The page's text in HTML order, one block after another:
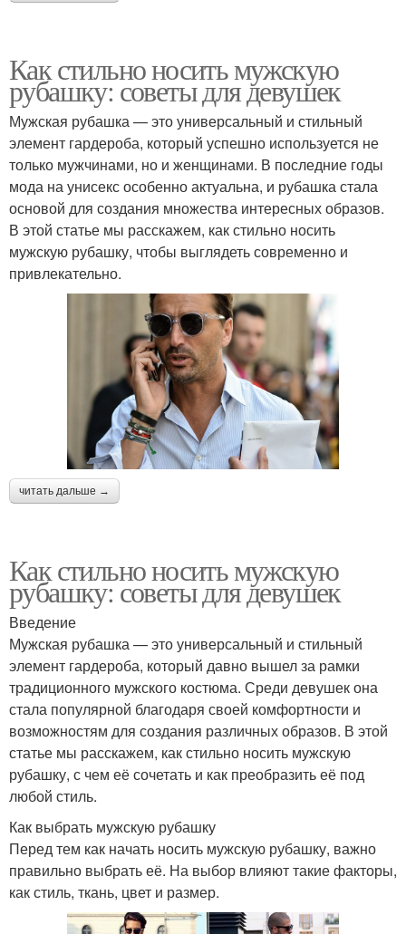
Как стильно носить мужскую
рубашку: советы для девушек
Мужская рубашка — это универсальный и стильный
элемент гардероба, который успешно используется не
только мужчинами, но и женщинами. В последние годы
мода на унисекс особенно актуальна, и рубашка стала
основой для создания множества интересных образов.
В этой статье мы расскажем, как стильно носить
мужскую рубашку, чтобы выглядеть современно и
привлекательно.
читать дальше →
Как стильно носить мужскую
рубашку: советы для девушек
Введение
Мужская рубашка — это универсальный и стильный
элемент гардероба, который давно вышел за рамки
традиционного мужского костюма. Среди девушек она
стала популярной благодаря своей комфортности и
возможностям для создания различных образов. В этой
статье мы расскажем, как стильно носить мужскую
рубашку, с чем её сочетать и как преобразить её под
любой стиль.
Как выбрать мужскую рубашку
Перед тем как начать носить мужскую рубашку, важно
правильно выбрать её. На выбор влияют такие факторы,
как стиль, ткань, цвет и размер.